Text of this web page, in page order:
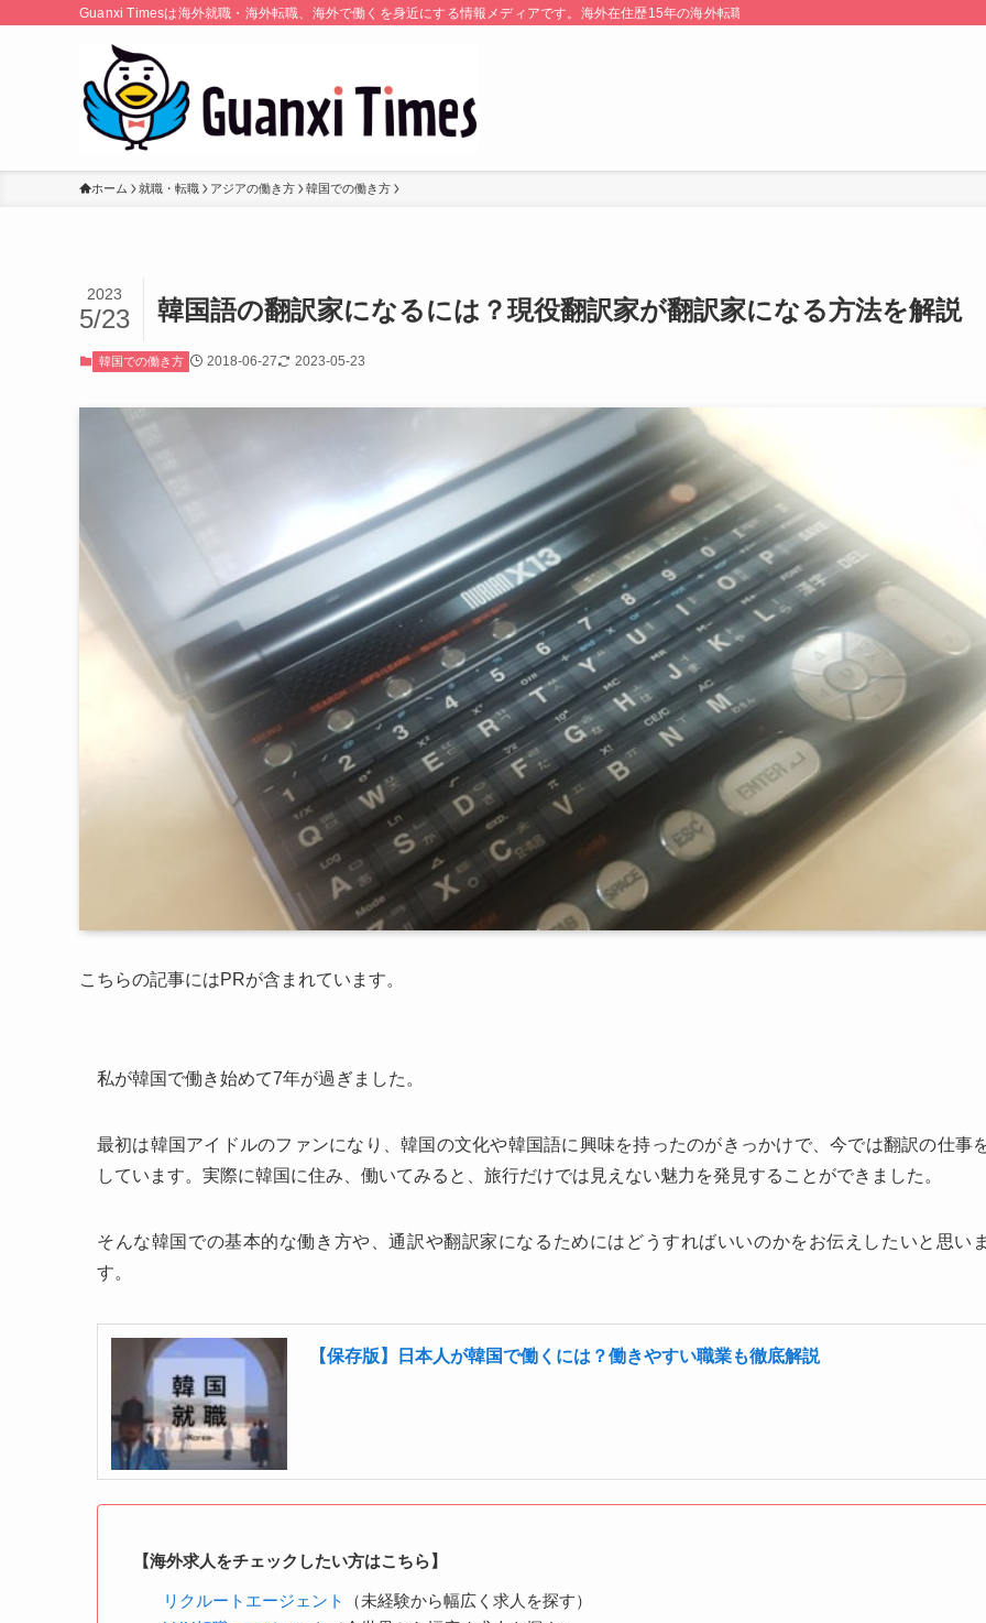
Guanxi Timesは海外就職・海外転職、海外で働くを身近にする情報メディアです。海外在住歴15年の海外転職のプロが監修・運営しています。
ホーム 就職・転職 アジアの働き方 韓国での働き方
韓国語の翻訳家になるには？現役翻訳家が翻訳家になる方法を解説
2023
5/23
韓国での働き方 2018-06-27 2023-05-23
こちらの記事にはPRが含まれています。
私が韓国で働き始めて7年が過ぎました。
最初は韓国アイドルのファンになり、韓国の文化や韓国語に興味を持ったのがきっかけで、今では翻訳の仕事
しています。実際に韓国に住み、働いてみると、旅行だけでは見えない魅力を発見することができました。
そんな韓国での基本的な働き方や、通訳や翻訳家になるためにはどうすればいいのかをお伝えしたいと思い
す。
【保存版】日本人が韓国で働くには？働きやすい職業も徹底解説
【海外求人をチェックしたい方はこちら】
リクルートエージェント
（未経験から幅広く求人を探す）